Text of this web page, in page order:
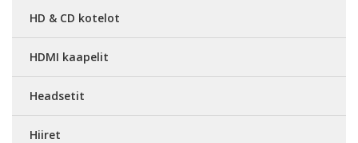
HD & CD kotelot
HDMI kaapelit
Headsetit
Hiiret